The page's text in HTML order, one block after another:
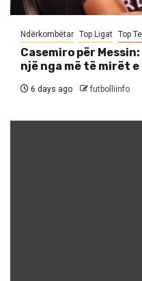
Ndërkombëtar Top Ligat Top
Casemiro për
një nga më të mirët
6 days ago futbolliinfo